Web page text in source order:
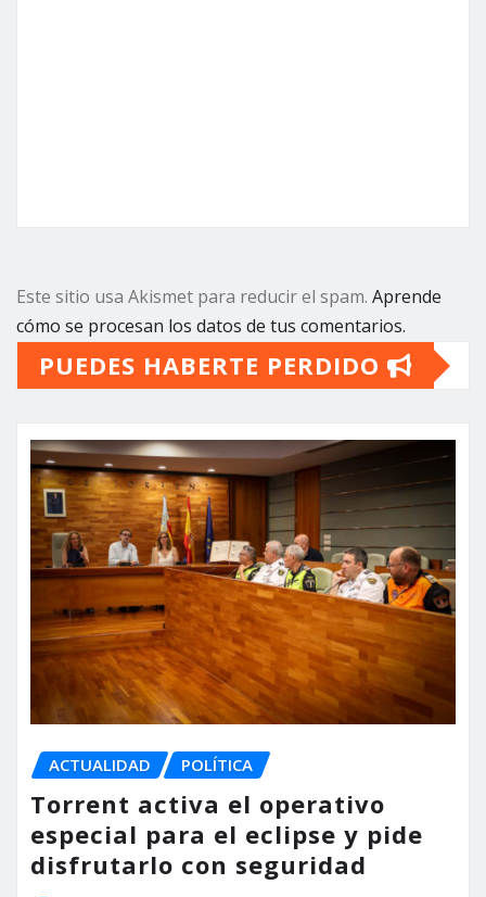
Este sitio usa Akismet para reducir el spam. Aprende
cómo se procesan los datos de tus comentarios.
PUEDES HABERTE PERDIDO
ACTUALIDAD POLÍTICA
Torrent activa el operativo
especial para el eclipse y pide
disfrutarlo con seguridad